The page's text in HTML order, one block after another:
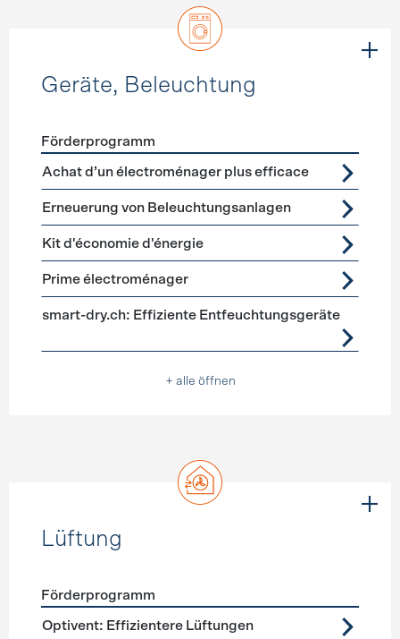
Geräte, Beleuchtung
Förderprogramme Geräte, Beleuchtung
Förderprogramm
Achat d’un électroménager plus efficace
Erneuerung von Beleuchtungsanlagen
Kit d'économie d'énergie
Prime électroménager
smart-dry.ch: Effiziente Entfeuchtungsgeräte
+ alle öffnen
Lüftung
Förderprogramme Lüftung
Förderprogramm
Optivent: Effizientere Lüftungen